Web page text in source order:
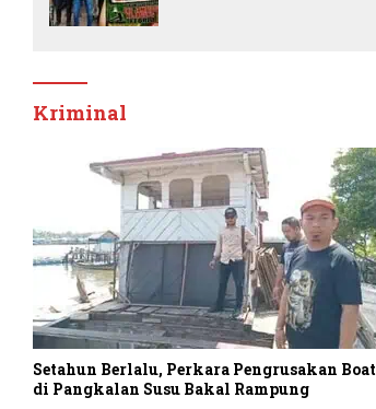
Kriminal
Setahun Berlalu, Perkara Pengrusakan Boat
di Pangkalan Susu Bakal Rampung